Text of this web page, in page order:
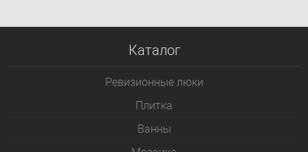
Каталог
Ревизионные люки
Плитка
Bанны